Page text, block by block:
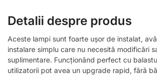
Detalii despre produs
Aceste lampi sunt foarte ușor de instalat,
instalare simplu care nu necesită modificări
suplimentare. Funcționând perfect cu
utilizatorii pot avea un upgrade rapid, fără